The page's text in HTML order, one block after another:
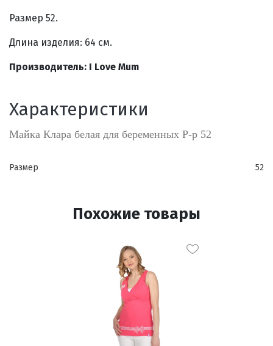
Размер 52.
Длина изделия: 64 см.
Производитель: I Love Mum
Характеристики
Майка Клара белая для беременных Р-р 52
Размер 52
Похожие товары